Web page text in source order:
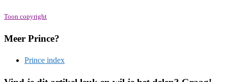
Toon copyright
Meer Prince?
Prince index